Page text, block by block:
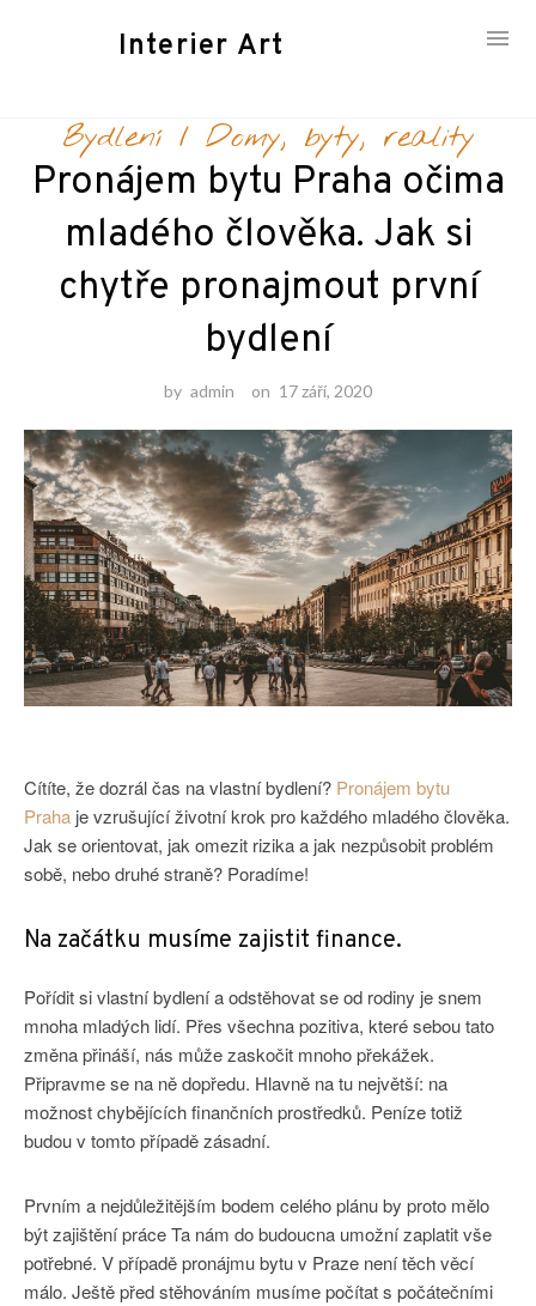
content
Interier Art
Bydlení/ Domy, byty, reality
Pronájem bytu Praha očima
mladého člověka. Jak si
chytře pronajmout první
bydlení
by admin on 17 září, 2020
Cítíte, že dozrál čas na vlastní bydlení? Pronájem bytu
Praha je vzrušující životní krok pro každého mladého člověka.
Jak se orientovat, jak omezit rizika a jak nezpůsobit problém
sobě, nebo druhé straně? Poradíme!
Na začátku musíme zajistit finance.
Pořídit si vlastní bydlení a odstěhovat se od rodiny je snem
mnoha mladých lidí. Přes všechna pozitiva, které sebou tato
změna přináší, nás může zaskočit mnoho překážek.
Připravme se na ně dopředu. Hlavně na tu největší: na
možnost chybějících finančních prostředků. Peníze totiž
budou v tomto případě zásadní.
Prvním a nejdůležitějším bodem celého plánu by proto mělo
být zajištění práce Ta nám do budoucna umožní zaplatit vše
potřebné. V případě pronájmu bytu v Praze není těch věcí
málo. Ještě před stěhováním musíme počítat s počátečními